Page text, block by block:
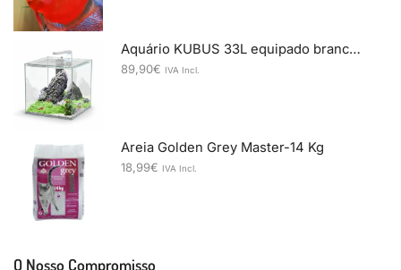
Aquário KUBUS 33L equipado branco - 33x34.5x39.1 cm
89,90€ IVA Incl.
Areia Golden Grey Master-14 Kg
18,99€ IVA Incl.
O Nosso Compromisso